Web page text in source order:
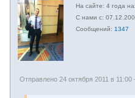
4 года
1347
Отправлено 24 октября 2011 в